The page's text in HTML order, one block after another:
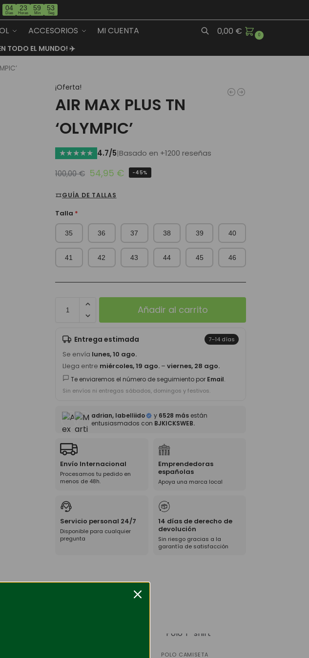
04
Días
23
Horas
59
Min
53
Seg
ACCESORIOS MI CUENTA 0,00 € 0
TODO EL MUNDO! ✈️
¡Oferta!
AIR MAX PLUS TN
‘OLYMPIC’
★★★★★ 4.7/5|Basado en +1200 reseñas
100,00€ 54,95 € -45%
GUÍA DE TALLAS
Talla *
35 36 37 38 39 40
41 42 43 44 45 46
Añadir al carrito
Entrega estimada 7–14 días
Se envía lunes, 10 ago.
Llega entre miércoles, 19 ago. – viernes, 28 ago.
Te enviaremos el número de seguimiento por Email.
Sin envíos ni entregas sábados, domingos y festivos.
adrian, labelliido y 6528 más están
entusiasmados con BJKICKSWEB.
Envío Internacional
Procesamos tu pedido en
menos de 48h.
Emprendedoras
españolas
Apoya una marca local
Servicio personal 24/7
Disponible para cualquier
pregunta
14 días de derecho de
devolución
Sin riesgo gracias a la
garantía de satisfacción
POLO CAMISETA